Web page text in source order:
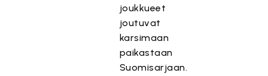
joukkueet
joutuvat
karsimaan
paikastaan
Suomisarjaan.